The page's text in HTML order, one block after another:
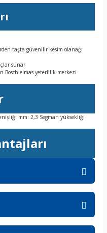
taşta güvenilir kesim olanağı
sunar
Bosch elmas yeterlilik merkezi
mm: 2,3 Segman yüksekliği